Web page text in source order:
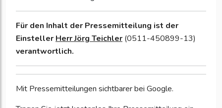
Für den Inhalt der Pressemitteilung ist der
Einsteller Herr Jörg Teichler (0511-450899-13)
verantwortlich.
Mit Pressemitteilungen sichtbarer bei Google.